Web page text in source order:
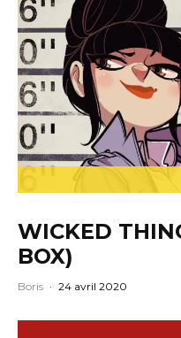
WICKED
BOX)
Boris · 24 avril 2020